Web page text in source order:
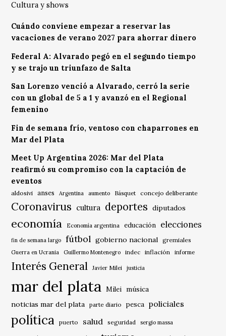
Cultura y shows
Cuándo conviene empezar a reservar las
vacaciones de verano 2027 para ahorrar dinero
Federal A: Alvarado pegó en el segundo tiempo
y se trajo un triunfazo de Salta
San Lorenzo venció a Alvarado, cerró la serie
con un global de 5 a 1 y avanzó en el Regional
femenino
Fin de semana frío, ventoso con chaparrones en
Mar del Plata
Meet Up Argentina 2026: Mar del Plata
reafirmó su compromiso con la captación de
eventos
aldosivi anses Argentina aumento Básquet concejo deliberante
Coronavirus cultura deportes diputados
economía Economía argentina educación elecciones
fin de semana largo fútbol gobierno nacional gremiales
Guerra en Ucrania Guillermo Montenegro indec inflación informe
Interés General Javier Milei justicia
mar del plata Milei música
noticias mar del plata
parte diario pesca policiales
política puerto salud seguridad sergio massa